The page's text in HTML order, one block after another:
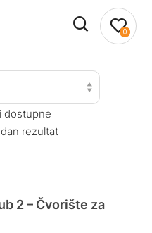
0
dostupne
rezultat
2 – Čvorište za